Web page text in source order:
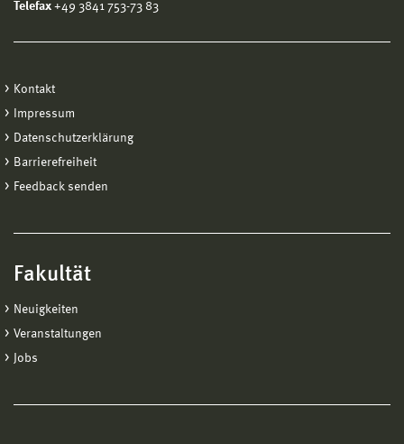
Telefax +49 3841 753-73 83
Kontakt
Impressum
Datenschutzerklärung
Barrierefreiheit
Feedback senden
Fakultät
Neuigkeiten
Veranstaltungen
Jobs